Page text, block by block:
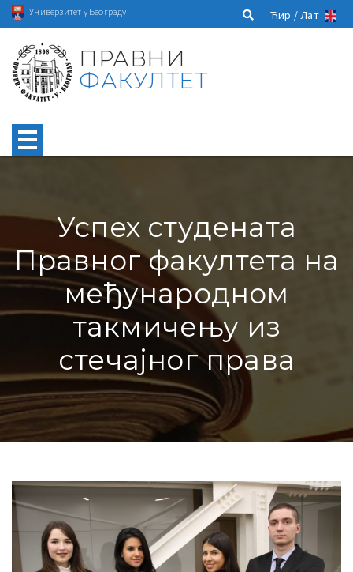
Универзитет у Београду Ћир /Лат
ПРАВНИ
ФАКУЛТЕТ
Успех студената
Правног факултета на
међународном
такмичењу из
стечајног права